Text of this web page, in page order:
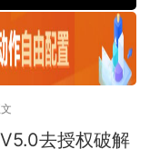
去授权破解